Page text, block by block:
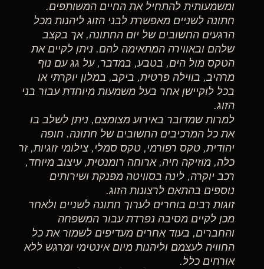
ומשמעותית להתחיל את החיים המשותפים.
חתונה לשניים מאפשרת לבני הזוג ליהנות מכל
הרגעים החשובים של יום החתונה, אך בקצב
שלהם ובאווירה המתאימה להם. ניתן לקיים את
הטקס מול הים, בטבע, במדבר, על גג עם נוף
מרהיב, בווילה פרטית, ביקב, במלון יוקרתי או
בכל לוקיישן אחר בעל משמעות מיוחדת עבור בני
הזוג.
למרות שמדובר באירוע מצומצם, ניתן לשלב בו
את כל המרכיבים החשובים של חתונה. חופה
יהודית, טקס רפורמי, טקס סמלי, צילומי זוגיות, זר
כלה, מוזיקה חיה, ארוחה רומנטית, עיצוב מיוחד,
רכב יוקרה, לינה בסוויטה מפנקת ושירותים
נוספים בהתאם לרצונות הזוג.
זוגות רבים בוחרים לערוך חתונה לשניים ולאחר
מכן לקיים מסיבה נפרדת עבור המשפחה
והחברים, בעוד אחרים מעדיפים לשמור את כל
החוויה לעצמם וליהנות מיום אינטימי ומרגש ללא
אורחים כלל.